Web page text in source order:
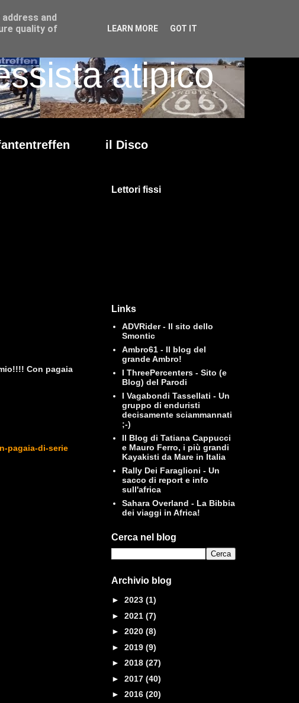
atipico
il Disco
Con pagaia
pagaia-di-serie
Lettori fissi
Links
ADVRider - Il sito dello
Smontic
Ambro61 - Il blog del
grande Ambro!
I ThreePercenters - Sito (e
Blog) del Parodi
I Vagabondi Tassellati - Un
gruppo di enduristi
decisamente sciammannati
;-)
Il Blog di Tatiana Cappucci
e Mauro Ferro, i più grandi
Kayakisti da Mare in Italia
Rally Dei Faraglioni - Un
sacco di report e info
sull'africa
Sahara Overland - La Bibbia
dei viaggi in Africa!
Cerca nel blog
Archivio blog
► 2023 (1)
► 2021 (7)
► 2020 (8)
► 2019 (9)
► 2018 (27)
► 2017 (40)
► 2016 (20)
and
quality of
LEARN MORE GOT IT